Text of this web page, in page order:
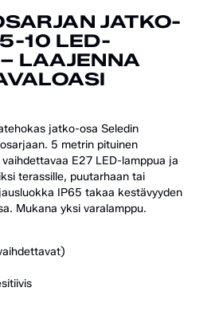
JATKO-
10 LED-
LAAJENNA
jatko-osa Seledin
5 metrin pituinen
E27 LED-lamppua ja
terassille, puutarhaan tai
IP65 takaa kestävyyden
Mukana yksi varalamppu.